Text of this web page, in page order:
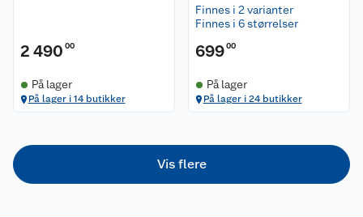
2 490 00
På lager
På lager i 14 butikker
Finnes i 2 varianter
Finnes i 6 størrelser
69900
På lager
På lager i 24 butikker
Vis flere
Sikkerhetsdatablad
Samvirkelag
Virksomheten
Kjøpsvilkår
Personvern
Retur av el-avfall
Klikk og hent
Matvaregaranti
Festdrakter til hele familien
Alt til grillsesongen
Trampoline
Hagemøbler og utemøbler